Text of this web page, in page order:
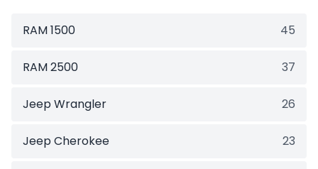
RAM 1500 45
RAM 2500 37
Jeep Wrangler 26
Jeep Cherokee 23